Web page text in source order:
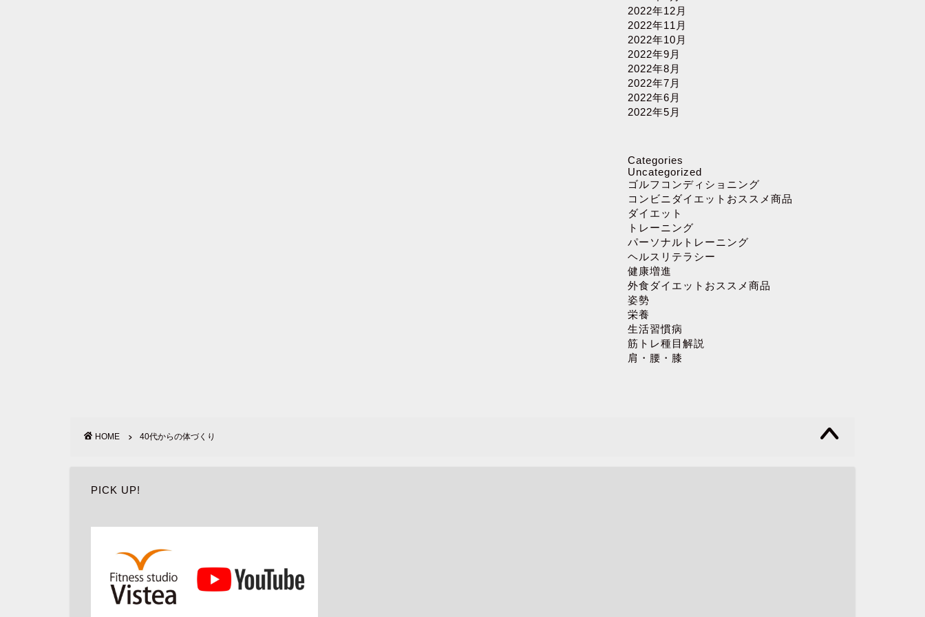
2022年12月
2022年11月
2022年10月
2022年9月
2022年8月
2022年7月
2022年6月
2022年5月
Categories
Uncategorized
ゴルフコンディショニング
コンビニダイエットおススメ商品
ダイエット
トレーニング
パーソナルトレーニング
ヘルスリテラシー
健康増進
外食ダイエットおススメ商品
姿勢
栄養
生活習慣病
筋トレ種目解説
肩・腰・膝
HOME 40代からの体づくり
PICK UP!